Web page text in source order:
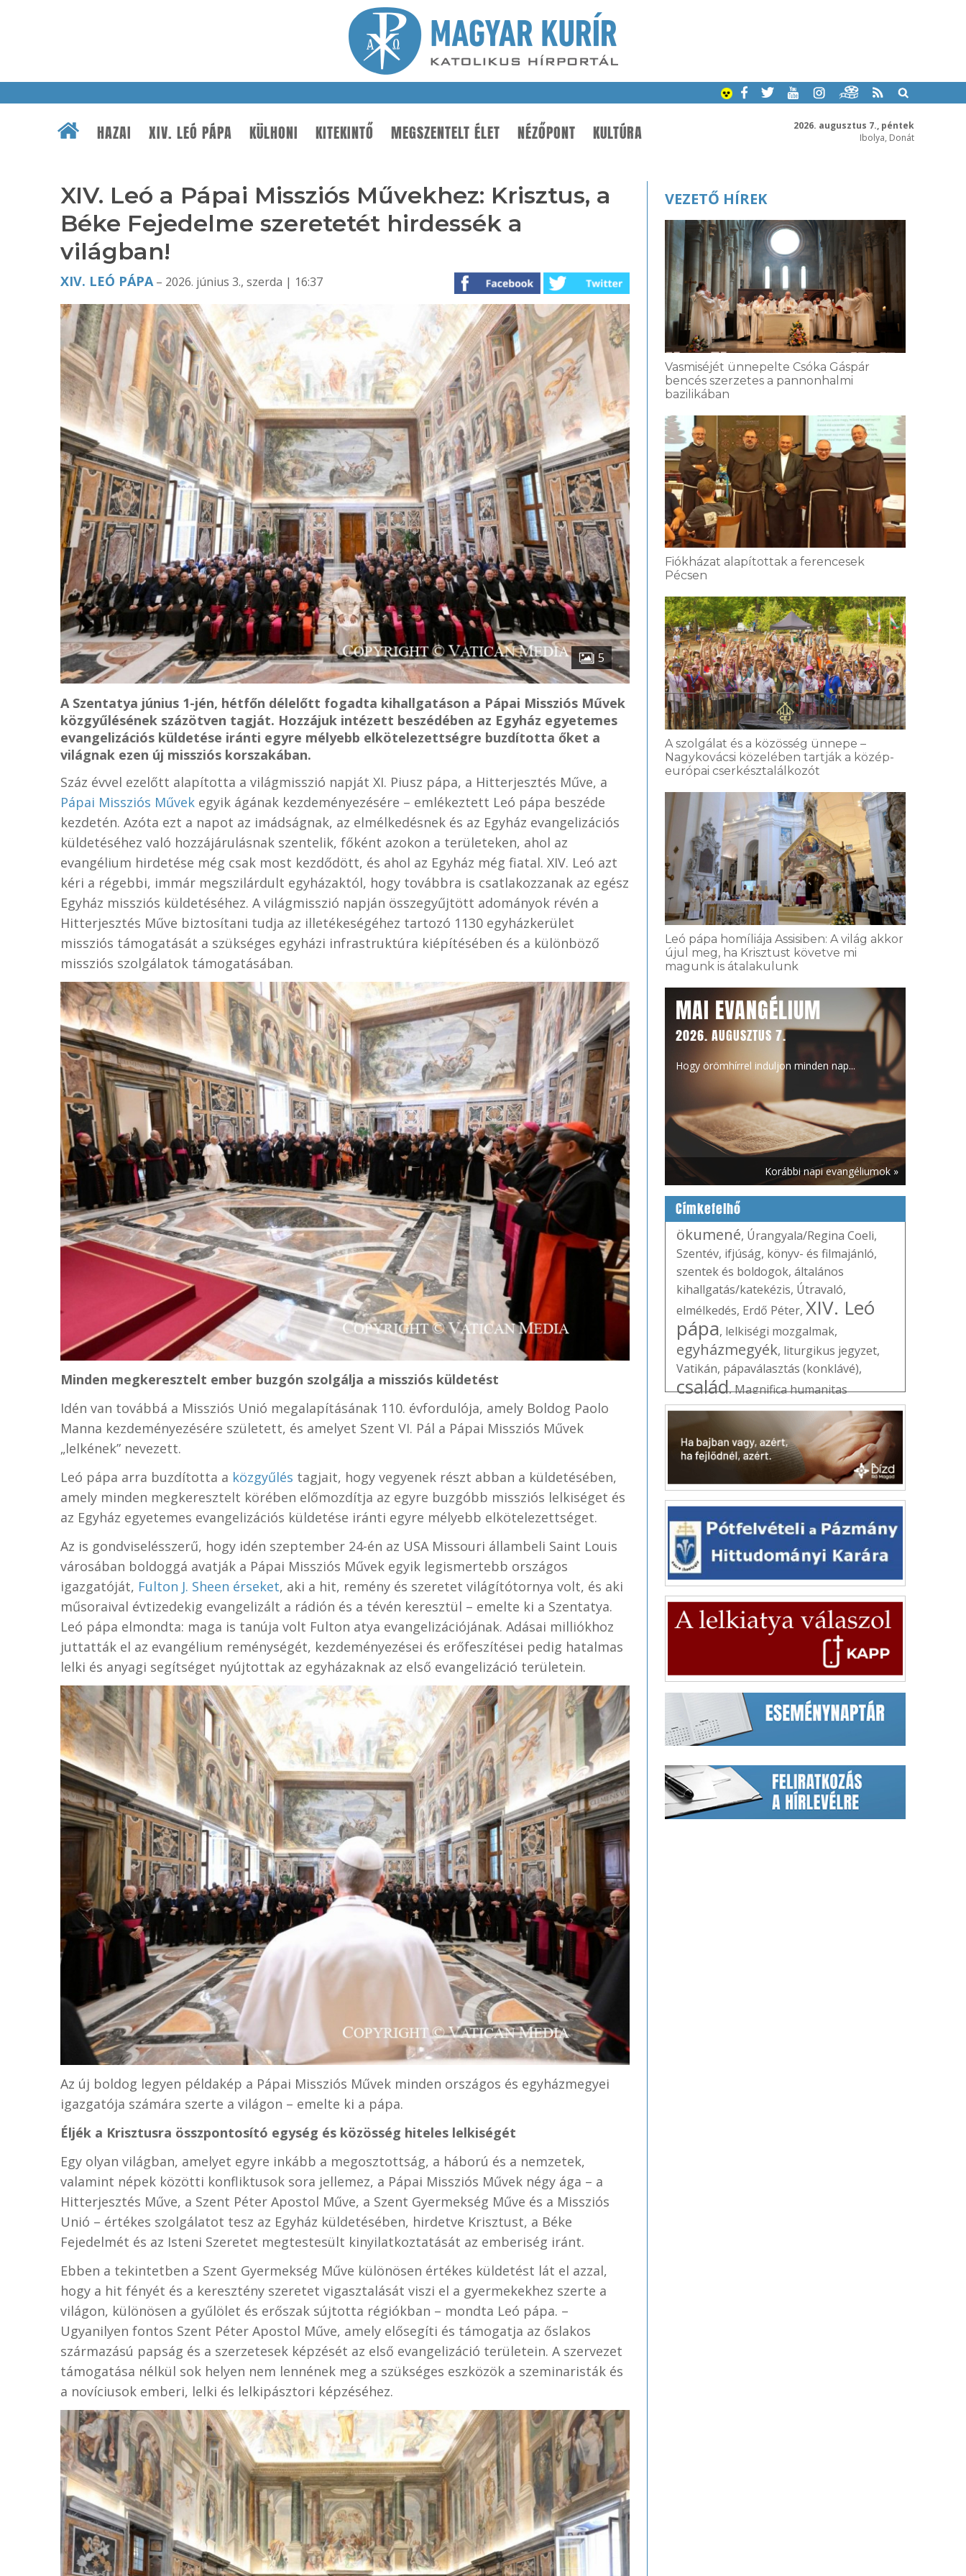
2026. augusztus 7., péntek
Ibolya, Donát
HAZAI XIV. LEÓ PÁPA KÜLHONI KITEKINTŐ MEGSZENTELT ÉLET NÉZŐPONT KULTÚRA
XIV. Leó a Pápai Missziós Művekhez: Krisztus, a
Béke Fejedelme szeretetét hirdessék a
világban!
XIV. LEÓ PÁPA– 2026. június 3., szerda | 16:37
5
A Szentatya június 1-jén, hétfőn délelőtt fogadta kihallgatáson a Pápai Missziós Művek
közgyűlésének százötven tagját. Hozzájuk intézett beszédében az Egyház egyetemes
evangelizációs küldetése iránti egyre mélyebb elkötelezettségre buzdította őket a
világnak ezen új missziós korszakában.
Száz évvel ezelőtt alapította a világmisszió napját XI. Piusz pápa, a Hitterjesztés Műve, a
Pápai Missziós Művek egyik ágának kezdeményezésére – emlékeztett Leó pápa beszéde
kezdetén. Azóta ezt a napot az imádságnak, az elmélkedésnek és az Egyház evangelizációs
küldetéséhez való hozzájárulásnak szentelik, főként azokon a területeken, ahol az
evangélium hirdetése még csak most kezdődött, és ahol az Egyház még fiatal. XIV. Leó azt
kéri a régebbi, immár megszilárdult egyházaktól, hogy továbbra is csatlakozzanak az egész
Egyház missziós küldetéséhez. A világmisszió napján összegyűjtött adományok révén a
Hitterjesztés Műve biztosítani tudja az illetékeségéhez tartozó 1130 egyházkerület
missziós támogatását a szükséges egyházi infrastruktúra kiépítésében és a különböző
missziós szolgálatok támogatásában.
Minden megkeresztelt ember buzgón szolgálja a missziós küldetést
Idén van továbbá a Missziós Unió megalapításának 110. évfordulója, amely Boldog Paolo
Manna kezdeményezésére született, és amelyet Szent VI. Pál a Pápai Missziós Művek
„lelkének” nevezett.
Leó pápa arra buzdította a közgyűlés tagjait, hogy vegyenek részt abban a küldetésében,
amely minden megkeresztelt körében előmozdítja az egyre buzgóbb missziós lelkiséget és
az Egyház egyetemes evangelizációs küldetése iránti egyre mélyebb elkötelezettséget.
Az is gondviselésszerű, hogy idén szeptember 24-én az USA Missouri állambeli Saint Louis
városában boldoggá avatják a Pápai Missziós Művek egyik legismertebb országos
igazgatóját, Fulton J. Sheen érseket, aki a hit, remény és szeretet világítótornya volt, és aki
műsoraival évtizedekig evangelizált a rádión és a tévén keresztül – emelte ki a Szentatya.
Leó pápa elmondta: maga is tanúja volt Fulton atya evangelizációjának. Adásai milliókhoz
juttatták el az evangélium reménységét, kezdeményezései és erőfeszítései pedig hatalmas
lelki és anyagi segítséget nyújtottak az egyházaknak az első evangelizáció területein.
Az új boldog legyen példakép a Pápai Missziós Művek minden országos és egyházmegyei
igazgatója számára szerte a világon – emelte ki a pápa.
Éljék a Krisztusra összpontosító egység és közösség hiteles lelkiségét
Egy olyan világban, amelyet egyre inkább a megosztottság, a háború és a nemzetek,
valamint népek közötti konfliktusok sora jellemez, a Pápai Missziós Művek négy ága – a
Hitterjesztés Műve, a Szent Péter Apostol Műve, a Szent Gyermekség Műve és a Missziós
Unió – értékes szolgálatot tesz az Egyház küldetésében, hirdetve Krisztust, a Béke
Fejedelmét és az Isteni Szeretet megtestesült kinyilatkoztatását az emberiség iránt.
Ebben a tekintetben a Szent Gyermekség Műve különösen értékes küldetést lát el azzal,
hogy a hit fényét és a keresztény szeretet vigasztalását viszi el a gyermekekhez szerte a
világon, különösen a gyűlölet és erőszak sújtotta régiókban – mondta Leó pápa. –
Ugyanilyen fontos Szent Péter Apostol Műve, amely elősegíti és támogatja az őslakos
származású papság és a szerzetesek képzését az első evangelizáció területein. A szervezet
támogatása nélkül sok helyen nem lennének meg a szükséges eszközök a szeminaristák és
a novíciusok emberi, lelki és lelkipásztori képzéséhez.
VEZETŐ HÍREK
Vasmiséjét ünnepelte Csóka Gáspár
bencés szerzetes a pannonhalmi
bazilikában
Fiókházat alapítottak a ferencesek
Pécsen
A szolgálat és a közösség ünnepe –
Nagykovácsi közelében tartják a közép-
európai cserkésztalálkozót
Leó pápa homíliája Assisiben: A világ akkor
újul meg, ha Krisztust követve mi
magunk is átalakulunk
MAI EVANGÉLIUM
2026. AUGUSZTUS 7.
Hogy örömhírrel induljon minden nap...
Korábbi napi evangéliumok »
Címkefelhő
ökumené, Úrangyala/Regina Coeli,
Szentév, ifjúság, könyv- és filmajánló,
szentek és boldogok, általános
kihallgatás/katekézis, Útravaló,
elmélkedés, Erdő Péter, XIV. Leó
pápa, lelkiségi mozgalmak,
egyházmegyék, liturgikus jegyzet,
Vatikán, pápaválasztás (konklávé),
család,Magnifica humanitas